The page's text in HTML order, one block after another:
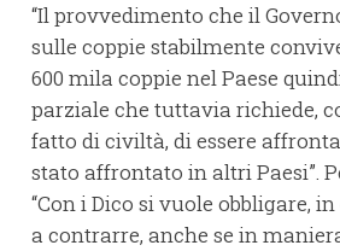
“Il provvedimento che il
sulle coppie stabilmente
600 mila coppie nel Paese
parziale che tuttavia richiede,
fatto di civiltà, di essere
stato affrontato in altri Paesi”.
“Con i Dico si vuole obbligare,
a contrarre, anche se in